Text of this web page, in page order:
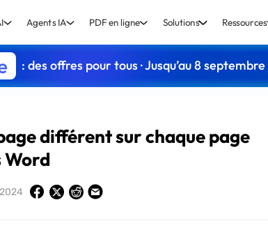
Agents IA PDF en ligne Solutions Ressources
: des offres pour tous · Jusqu’au 8 septembre
différent sur chaque page
Word